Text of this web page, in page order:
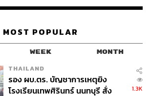
ABOUT THE AUTHOR
MOST POPULAR
WEEK MONTH
THAILAND
รอง ผบ.ตร. บัญชาการเหตุยิง
โรงเรียนเทพศิรินทร์ นนทบุรี สั่ง
1.3K